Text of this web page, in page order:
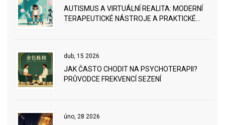
AUTISMUS A VIRTUÁLNÍ REALITA: MODERNÍ
TERAPEUTICKÉ NÁSTROJE A PRAKTICKÉ
dub, 15 2026
JAK ČASTO CHODIT NA PSYCHOTERAPII?
PRŮVODCE FREKVENCÍ SEZENÍ
úno, 28 2026